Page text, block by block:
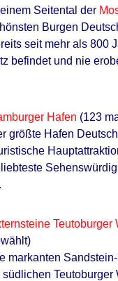
einem Seitental der
Burgen
seit mehr als 800
befindet und nie
Hafen (123
größte Hafen
Teutoburger
markanten
südlichen Teutoburger